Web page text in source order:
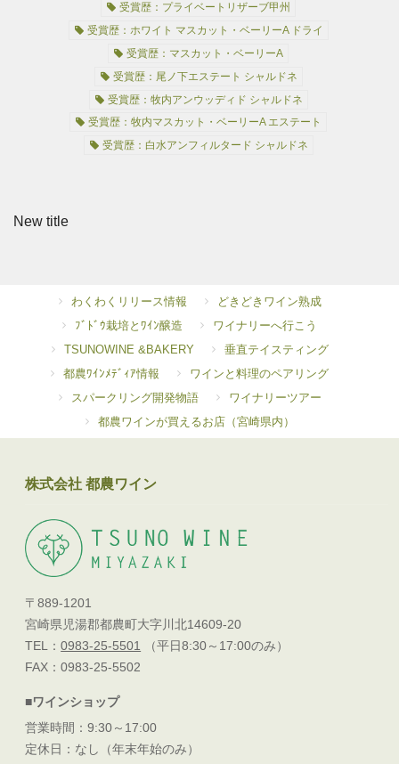
受賞歴：プライベートリザーブ甲州
受賞歴：ホワイト マスカット・ベーリーA ドライ
受賞歴：マスカット・ベーリーA
受賞歴：尾ノ下エステート シャルドネ
受賞歴：牧内アンウッディド シャルドネ
受賞歴：牧内マスカット・ベーリーA エステート
受賞歴：白水アンフィルタード シャルドネ
New title
わくわくリリース情報
どきどきワイン熟成
ﾌﾞﾄﾞｳ栽培とﾜｲﾝ醸造
ワイナリーへ行こう
TSUNOWINE &BAKERY
垂直テイスティング
都農ﾜｲﾝﾒﾃﾞｨｱ情報
ワインと料理のペアリング
スパークリング開発物語
ワイナリーツアー
都農ワインが買えるお店（宮崎県内）
株式会社 都農ワイン
〒889-1201
宮崎県児湯郡都農町大字川北14609-20
TEL：0983-25-5501
（平日8:30～17:00のみ）
FAX：0983-25-5502
■ワインショップ
営業時間：9:30～17:00
定休日：なし（年末年始のみ）